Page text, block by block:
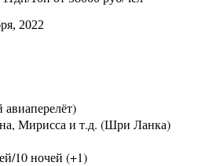
2022
Мирисса и т.д. (Шри Ланка)
10 ночей (+1)